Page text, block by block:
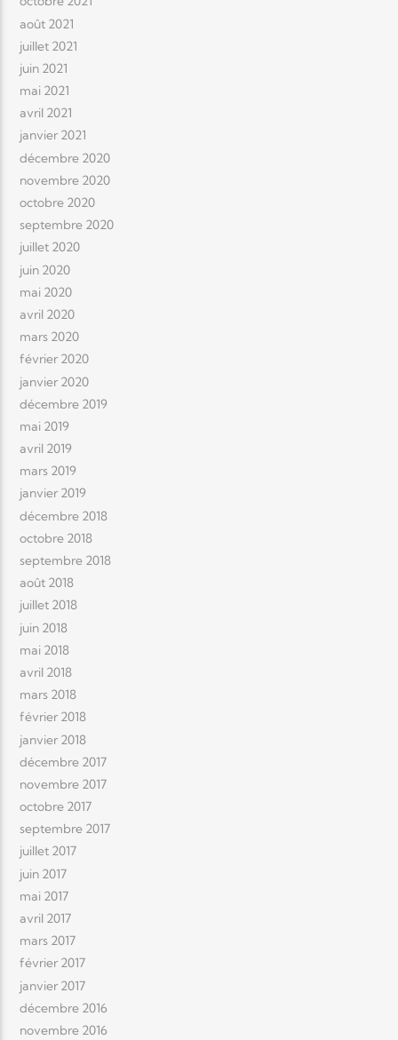
août 2021
juillet 2021
juin 2021
mai 2021
avril 2021
janvier 2021
décembre 2020
novembre 2020
octobre 2020
septembre 2020
juillet 2020
juin 2020
mai 2020
avril 2020
mars 2020
février 2020
janvier 2020
décembre 2019
mai 2019
avril 2019
mars 2019
janvier 2019
décembre 2018
octobre 2018
septembre 2018
août 2018
juillet 2018
juin 2018
mai 2018
avril 2018
mars 2018
février 2018
janvier 2018
décembre 2017
novembre 2017
octobre 2017
septembre 2017
juillet 2017
juin 2017
mai 2017
avril 2017
mars 2017
février 2017
janvier 2017
décembre 2016
novembre 2016